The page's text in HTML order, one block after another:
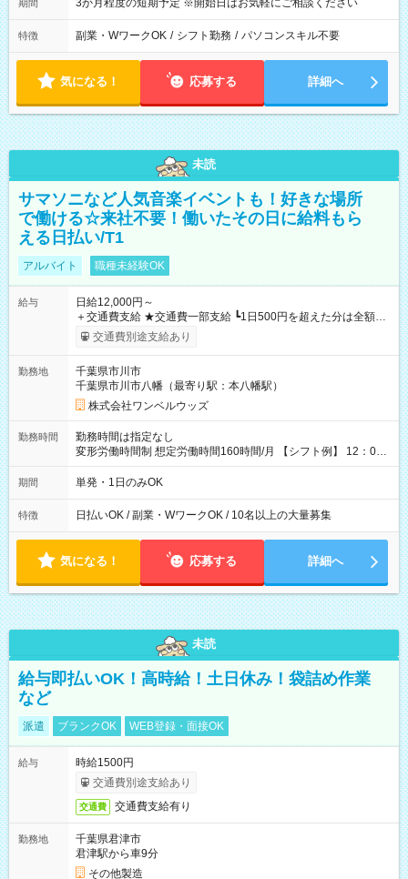
期間 3か月程度の短期予定 ※開始日はお気軽にご相談ください
特徴 副業・WワークOK / シフト勤務 / パソコンスキル不要
気になる！ 応募する 詳細へ
未読
サマソニなど人気音楽イベントも！好きな場所
で働ける☆来社不要！働いたその日に給料もら
える日払い/T1
アルバイト 職種未経験OK
給与
日給12,000円～
＋交通費支給 ★交通費一部支給 ┗1日500円を超えた分は全額支
給！ ※往復500円以内の方は自己負担となります ★日払いOK！
（規定あり） ┗働いたその日に現金GET♪ お仕事後はコンビニ
なし
交通費別途支給あり
勤務地
千葉県市川市
千葉県市川市八幡（最寄り駅：本八幡駅）
株式会社ワンベルウッズ
勤務時間
勤務時間は指定なし
変形労働時間制 想定労働時間160時間/月 【シフト例】 12：00
～22：00
期間 単発・1日のみOK
特徴 日払いOK / 副業・WワークOK / 10名以上の大量募集
気になる！ 応募する 詳細へ
未読
給与即払いOK！高時給！土日休み！袋詰め作業
など
派遣 ブランクOK WEB登録・面接OK
給与
時給1500円
交通費別途支給あり
交通費 交通費支給有り
勤務地
千葉県君津市
君津駅から車9分
その他製造